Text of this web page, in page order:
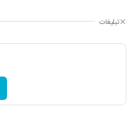
تبلیغات